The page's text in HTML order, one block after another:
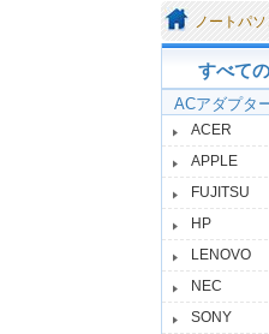
ノートパ
すべて
ACアダプタ
ACER
APPLE
FUJITSU
HP
LENOVO
NEC
SONY